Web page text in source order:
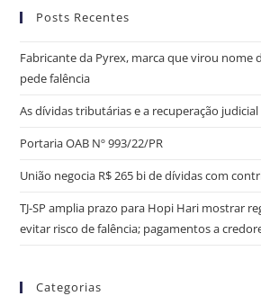
Posts Recentes
Fabricante da Pyrex, marca que virou nome
pede falência
As dívidas tributárias e a recuperação judicial
Portaria OAB Nº 993/22/PR
União negocia R$ 265 bi de dívidas com
TJ-SP amplia prazo para Hopi Hari mostrar
evitar risco de falência; pagamentos a
Categorias